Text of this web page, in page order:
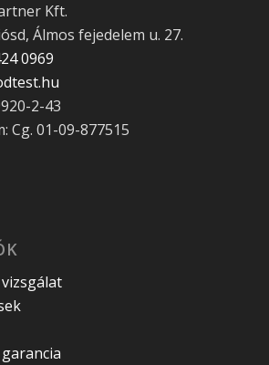
Kft.
Álmos fejedelem u. 27.
0969
2-43
Cg. 01-09-877515